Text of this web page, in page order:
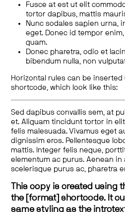
Fusce at est ut elit
tortor dapibus, mattis
Nunc sodales sapien urna,
eget. Donec id tempor
quam.
Donec pharetra, odio et
bibendum nulla, non
Horizontal rules can be inserted
shortcode, which look like this:
Sed dapibus convallis sem, at
et. Aliquam tincidunt tortor in
felis malesuada. Vivamus eget
dignissim eros. Pellentesque
mattis. Integer felis neque,
elementum ac purus. Aenean in
scelerisque purus ac, pharetra
This copy is created using
the [format] shortcode. It
same styling as the